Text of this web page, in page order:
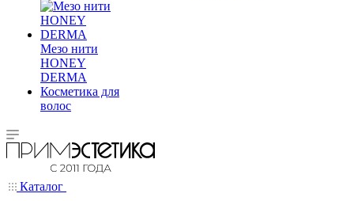
Мезо нити
HONEY
DERMA
Косметика для
волос
Каталог